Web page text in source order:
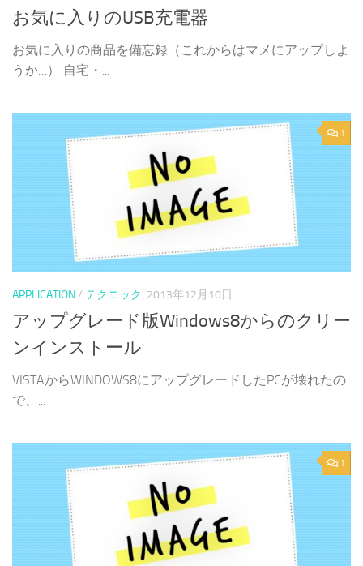
お気に入りのUSB充電器
お気に入りの商品を備忘録（これからはマメにアップしよ
うか…） 自宅・...
1
APPLICATION/ テクニック 2013年12月10日
アップグレード版Windows8からのクリー
ンインストール
VISTAからWINDOWS8にアップグレードしたPCが壊れたの
で、...
1